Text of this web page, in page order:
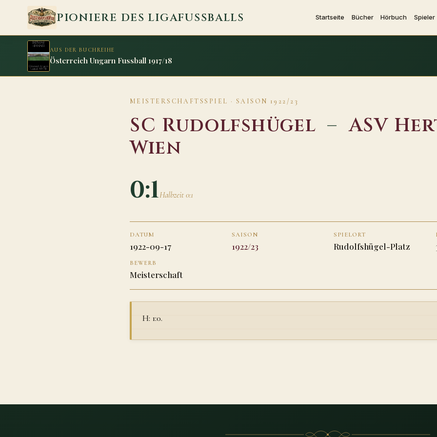
Zum Inhalt springen
PIONIERE DES LIGAFUSSBALLS Startseite Bücher Hörbuch Spieler
AUS DER BUCHREIHE
Österreich Ungarn Fussball 1917/18
MEISTERSCHAFTSSPIEL · SAISON 1922/23
SC Rudolfshügel –ASV
Wien
0:1Halbzeit 0:1
DATUM
1922-09-17
SAISON
1922/23
SPIELORT
Rudolfshügel-Platz
BEWERB
Meisterschaft
H: 1:0.